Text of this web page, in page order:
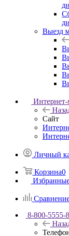
Выезд
Сайт
Личный
Корзина0
8-800-5555-